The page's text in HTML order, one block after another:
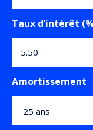
Taux d’intérêt
Amortissement